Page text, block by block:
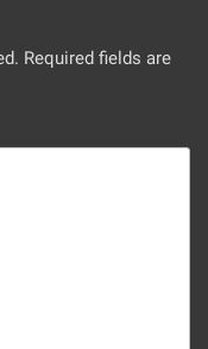
Required fields are